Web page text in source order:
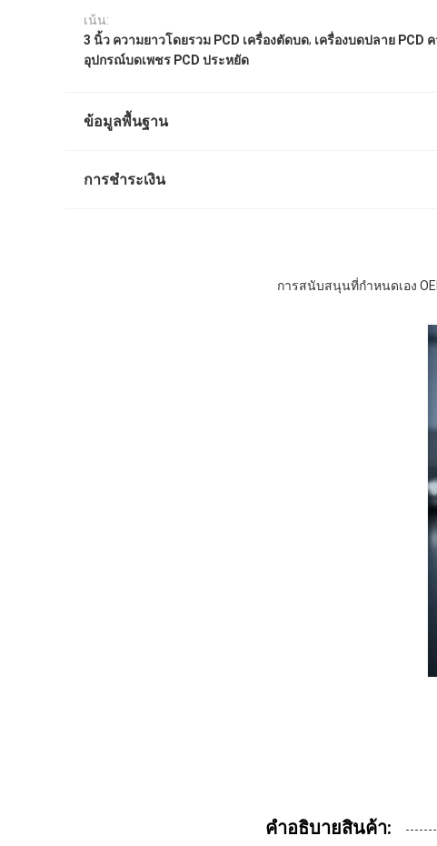
เน้น:
3 นิ้ว ความยาวโดยรวม PCD เครื่องตัดบด, เครื่องบดปลาย PCD
อุปกรณ์บดเพชร PCD ประหยัด
ข้อมูลพื้นฐาน
การชำระเงิน
การสนับสนุนที่กําหนดเอง
คําอธิบายสินค้า: